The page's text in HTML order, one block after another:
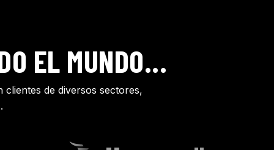
EL MUNDO...
de diversos sectores,